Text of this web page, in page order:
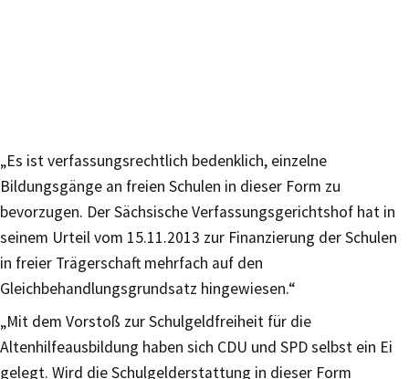
„Es ist verfassungsrechtlich bedenklich, einzelne
Bildungsgänge an freien Schulen in dieser Form zu
bevorzugen. Der Sächsische Verfassungsgerichtshof hat in
seinem Urteil vom 15.11.2013 zur Finanzierung der Schulen
in freier Trägerschaft mehrfach auf den
Gleichbehandlungsgrundsatz hingewiesen.“
„Mit dem Vorstoß zur Schulgeldfreiheit für die
Altenhilfeausbildung haben sich CDU und SPD selbst ein Ei
gelegt. Wird die Schulgelderstattung in dieser Form